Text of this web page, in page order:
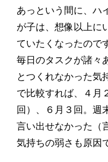
あっという間に、ハ
が子は、想像以上に
ていたくなったので
毎日のタスクが諸々
とつくれなかった気
で比較すれば、４月
回）、６月３回。週
言い出せなかった（
気持ちの弱さも原因